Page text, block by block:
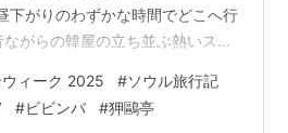
がりのわずかな時間でどこへ行
がらの韓屋の立ち並ぶ熱いスポ
後のスポット「昌徳宮」に到着
の中で唯一の世界遺産です！ 一
ィーク 2025 #ソウル旅行記
#ビビンバ #狎鷗亭